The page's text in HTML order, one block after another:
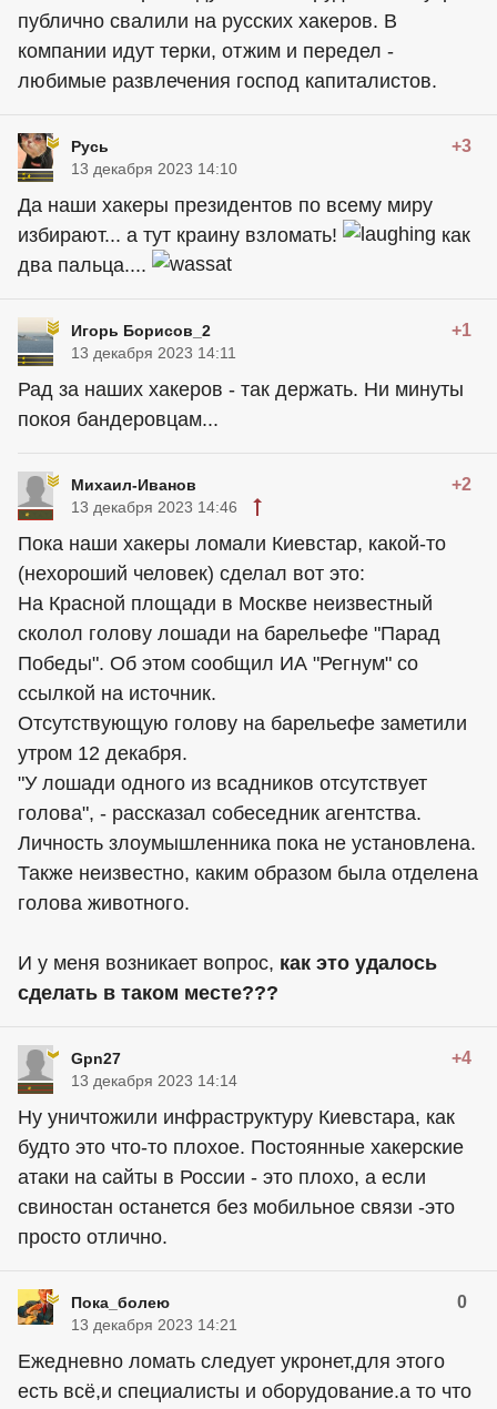
публично свалили на русских хакеров. В
компании идут терки, отжим и передел -
любимые развлечения господ капиталистов.
Русь +3
13 декабря 2023 14:10
Да наши хакеры президентов по всему миру
избирают... а тут краину взломать!
как
два пальца....
Игорь Борисов_2 +1
13 декабря 2023 14:11
Рад за наших хакеров - так держать. Ни минуты
покоя бандеровцам...
Михаил-Иванов +2
13 декабря 2023 14:46
Пока наши хакеры ломали Киевстар, какой-то
(нехороший человек) сделал вот это:
На Красной площади в Москве неизвестный
сколол голову лошади на барельефе "Парад
Победы". Об этом сообщил ИА "Регнум" со
ссылкой на источник.
Отсутствующую голову на барельефе заметили
утром 12 декабря.
"У лошади одного из всадников отсутствует
голова", - рассказал собеседник агентства.
Личность злоумышленника пока не установлена.
Также неизвестно, каким образом была отделена
голова животного.
И у меня возникает вопрос, как это удалось
сделать в таком месте???
Gpn27 +4
13 декабря 2023 14:14
Ну уничтожили инфраструктуру Киевстара, как
будто это что-то плохое. Постоянные хакерские
атаки на сайты в России - это плохо, а если
свиностан останется без мобильное связи -это
просто отлично.
Пока_болею 0
13 декабря 2023 14:21
Ежедневно ломать следует укронет,для этого
есть всё,и специалисты и оборудование.а то что